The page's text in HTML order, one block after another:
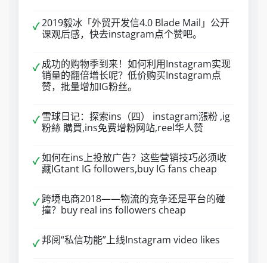
✓2019毅冰「外贸开发信4.0 Blade Mail」公开
课观后感，快去instagram点个赞吧。
✓ 成功的购物季到来！如何利用Instagram实现
销量的翻倍增长呢？低价购买Instagram点
赞，批量增加IG粉丝。
✓ 雪球日记：探索ins（四） instagram漲粉 ,ig
粉絲 購買,ins免费增粉网站,reel华人赞
✓如何在ins上投放广告？这些营销技巧必须收
藏IGtant IG followers,buy IG fans cheap
✓ 跨境电商2018——物流的竞争还是平台的碰
撞？buy real ins followers cheap
✓邦阅“私信功能”上线Instagram video likes